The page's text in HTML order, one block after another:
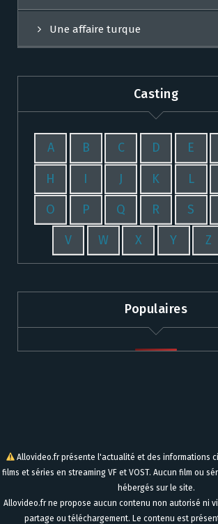
Une affaire turque
Casting
A B C D E
H I J K L
O P Q R S
V W X Y Z
Populaires
Allovideo.fr présente l'actualité et des informations
films et séries en streaming VF et VOST. Aucun film ou
hébergés sur le site.
Allovideo.fr ne propose aucun contenu non autorisé ni
partage ou téléchargement. Le contenu est